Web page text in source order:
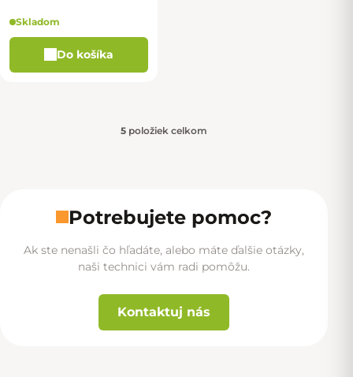
Skladom
Do košíka
5 položiek celkom
Potrebujete pomoc?
Ak ste nenašli čo hľadáte, alebo máte ďalšie otázky,
naši technici vám radi pomôžu.
Kontaktuj nás